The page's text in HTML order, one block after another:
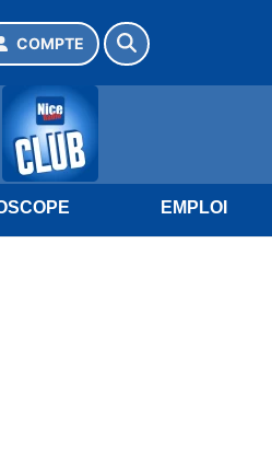
COMPTE
EMPLOI